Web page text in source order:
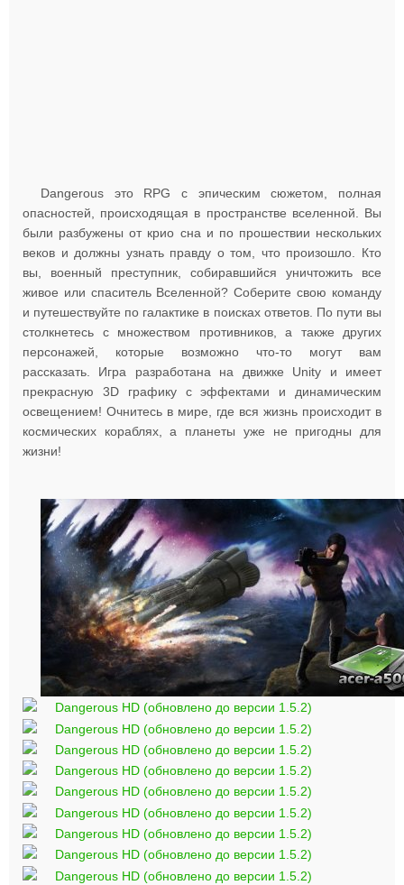
Dangerous это RPG с эпическим сюжетом, полная
опасностей, происходящая в пространстве вселенной. Вы
были разбужены от крио сна и по прошествии нескольких
веков и должны узнать правду о том, что произошло. Кто
вы, военный преступник, собиравшийся уничтожить все
живое или спаситель Вселенной? Соберите свою команду
и путешествуйте по галактике в поисках ответов. По пути вы
столкнетесь с множеством противников, а также других
персонажей, которые возможно что-то могут вам
рассказать. Игра разработана на движке Unity и имеет
прекрасную 3D графику с эффектами и динамическим
освещением! Очнитесь в мире, где вся жизнь происходит в
космических кораблях, а планеты уже не пригодны для
жизни!